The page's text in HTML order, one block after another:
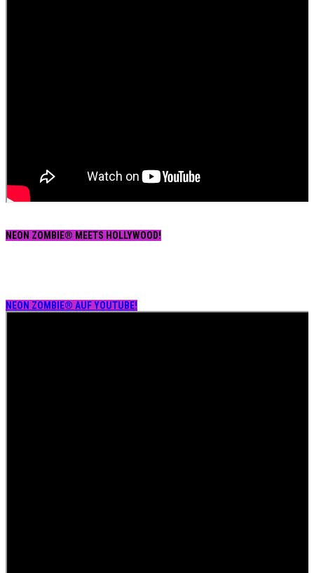
NEON ZOMBIE® MEETS HOLLYWOOD!
NEON ZOMBIE® AUF YOUTUBE!